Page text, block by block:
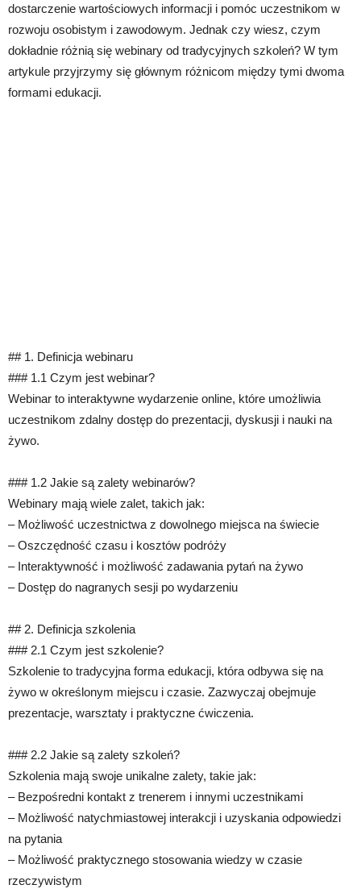
dostarczenie wartościowych informacji i pomóc uczestnikom w
rozwoju osobistym i zawodowym. Jednak czy wiesz, czym
dokładnie różnią się webinary od tradycyjnych szkoleń? W tym
artykule przyjrzymy się głównym różnicom między tymi dwoma
formami edukacji.
## 1. Definicja webinaru
### 1.1 Czym jest webinar?
Webinar to interaktywne wydarzenie online, które umożliwia
uczestnikom zdalny dostęp do prezentacji, dyskusji i nauki na
żywo.
### 1.2 Jakie są zalety webinarów?
Webinary mają wiele zalet, takich jak:
– Możliwość uczestnictwa z dowolnego miejsca na świecie
– Oszczędność czasu i kosztów podróży
– Interaktywność i możliwość zadawania pytań na żywo
– Dostęp do nagranych sesji po wydarzeniu
## 2. Definicja szkolenia
### 2.1 Czym jest szkolenie?
Szkolenie to tradycyjna forma edukacji, która odbywa się na
żywo w określonym miejscu i czasie. Zazwyczaj obejmuje
prezentacje, warsztaty i praktyczne ćwiczenia.
### 2.2 Jakie są zalety szkoleń?
Szkolenia mają swoje unikalne zalety, takie jak:
– Bezpośredni kontakt z trenerem i innymi uczestnikami
– Możliwość natychmiastowej interakcji i uzyskania odpowiedzi
na pytania
– Możliwość praktycznego stosowania wiedzy w czasie
rzeczywistym